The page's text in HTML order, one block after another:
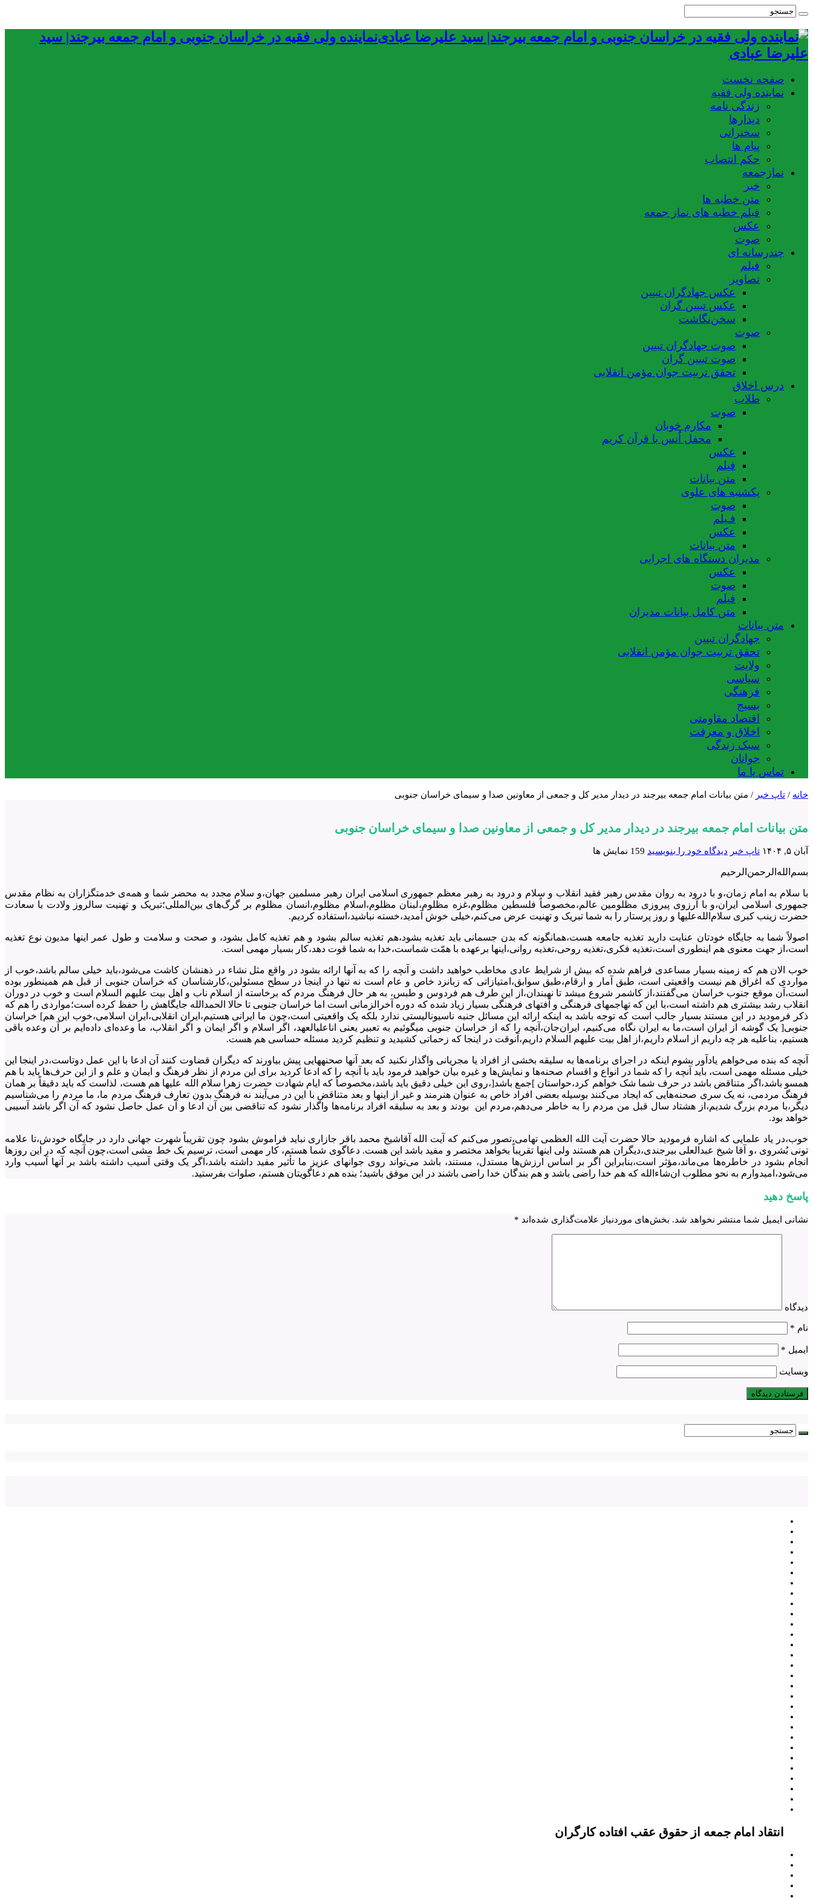
نماینده ولی فقیه در خراسان جنوبی و امام جمعه بیرجند| سید
علیرضا عبادی
صفحه نخست
نماینده ولی فقیه
زندگی نامه
دیدارها
سخنرانی
پیام ها
حکم انتصاب
نمازجمعه
خبر
متن خطبه ها
فیلم خطبه های نماز جمعه
عکس
صوت
چندرسانه ای
فیلم
تصاویر
عکس جهادگران تبیین
عکس تبیین گران
سخن‌نگاشت
صوت
صوت جهادگران تبیین
صوت تبیین گران
تحقق تربیت جوان مؤمن انقلابی
درس اخلاق
طلاب
صوت
مکارم خوبان
محفل اُنس با قرآن کریم
عکس
فیلم
متن بیانات
یکشنبه های علوی
صوت
فـیلم
عکس
متن بیانات
مدیران دستگاه های اجرایی
عکس
صوت
فیلم
متن کامل بیانات مدیران
متن بیانات
جهادگران تبیین
تحقق تربیت جوان مؤمن انقلابی
ولایت
سیاسی
فرهنگی
بسیج
اقتصاد مقاومتی
اخلاق و معرفت
سبک زندگی
جوانان
تماس با ما
خانه / تاپ خبر / متن بیانات امام جمعه بیرجند در دیدار مدیر کل و جمعی از معاونین صدا و سیمای خراسان جنوبی
متن بیانات امام جمعه بیرجند در دیدار مدیر کل و جمعی از معاونین صدا و سیمای خراسان جنوبی
آبان ۵, ۱۴۰۴ تاپ خبر دیدگاه خود را بنویسید 159 نمایش ها
بسم‌الله‌الرحمن‌الرحیم
با سلام به امام زمان،و با درود به روان مقدس رهبر فقید انقلاب و سلام و درود به رهبر معظم جمهوری اسلامی ایران رهبر مسلمین جهان،و سلام مجدد به محضر شما و همه‌ی خدمتگزاران به نظام مقدس
جمهوری اسلامی ایران،و با آرزوی پیروزی مظلومین عالم،مخصوصاً فلسطین مظلوم،غزه مظلوم،لبنان مظلوم،اسلام مظلوم،انسان مظلوم بر گرگ‌های بین‌المللی؛تبریک و تهنیت سالروز ولادت با سعادت
حضرت زینب کبری سلام‌الله‌علیها و روز پرستار را به شما تبریک و تهنیت عرض می‌کنم،خیلی خوش آمدید،خسته نباشید،استفاده کردیم.
اصولاً شما به جایگاه خودتان عنایت دارید تغذیه جامعه هست،همانگونه که بدن جسمانی باید تغذیه بشود،هم تغذیه سالم بشود و هم تغذیه کامل بشود، و صحت و سلامت و طول عمر اینها مدیون نوع تغذیه
است،از جهت معنوی هم اینطوری است،تغذیه فکری،تغذیه روحی،تغذیه روانی،اینها برعهده با همّت شماست،خدا به شما قوت دهد،کار بسیار مهمی است.
خوب الان هم که زمینه بسیار مساعدی فراهم شده که بیش از شرایط عادی مخاطب خواهید داشت و آنچه را که به آنها ارائه بشود در واقع مثل نشاء در ذهنشان کاشت می‌شود،باید خیلی سالم باشد،خوب از
مواردی که اغراق هم نیست واقعیتی است، طبق آمار و ارقام،طبق سوابق،امتیازاتی که زبانزد خاص و عام است نه تنها در اینجا در سطح مسئولین،کارشناسان که خراسان جنوبی از قبل هم همینطور بوده
است،آن موقع جنوب خراسان می‌گفتند،از کاشمر شروع می‎شد تا نهبندان،از این طرف هم فردوس و طبس، به هر حال فرهنگ مردم که برخاسته از اسلام ناب و اهل بیت علیهم السلام است و خوب در دوران
انقلاب رشد بیشتری هم داشته است،با این که تهاجم‎های فرهنگی و آفت‎های فرهنگی بسیار زیاد شده که دوره آخرالزمانی است اما خراسان جنوبی تا حالا الحمدالله جایگاهش را حفظ کرده است؛مواردی را هم که
ذکر فرمودید در این مستند بسیار جالب است که توجه باشد به اینکه ارائه این مسائل جنبه ناسیونالیستی ندارد بلکه یک واقعیتی است،چون ما ایرانی هستیم،ایران انقلابی،ایران اسلامی،خوب این هم] خراسان
جنوبی[ یک گوشه از ایران است،ما به ایران نگاه می‌کنیم، ایران‌جان،آنچه را که از خراسان جنوبی می‎گوئیم به تعبیر یعنی انا‌علی‎العهد، اگر اسلام و اگر ایمان و اگر انقلاب، ما وعده‌ای داده‌ایم بر آن وعده باقی
هستیم، بناعلیه هر چه داریم از اسلام داریم،از اهل بیت علیهم السلام داریم،آنوقت در اینجا که زحماتی کشیدید و تنظیم کردید مسئله حساسی هم هست.
آنچه که بنده می‌خواهم یادآور بشوم اینکه در اجرای برنامه‌ها به سلیقه بخشی از افراد یا مجریانی واگذار نکنید که بعد آنها صحنه‎هایی پیش بیاورند که دیگران قضاوت کنند آن ادعا با این عمل دوتاست،در اینجا این
خیلی مسئله مهمی است، باید آنچه را که شما در انواع و اقسام صحنه‌ها و نمایش‌ها و غیره بیان خواهید فرمود باید با آنچه را که ادعا کردید برای این مردم از نظر فرهنگ و ایمان و علم و از این حرف‌ها باید با هم
همسو باشد،اگر متناقض باشد در حرف شما شک خواهم کرد،حواستان ]جمع باشد[،روی این خیلی دقیق باید باشد،مخصوصاً که ایام شهادت حضرت زهرا سلام الله علیها هم هست، لذاست که باید دقیقاً بر همان
فرهنگ مردمی، نه یک سری صحنه‌هایی که ایجاد می‌کنند بوسیله بعضی افراد خاص به عنوان هنرمند و غیر از اینها و بعد متناقض با این در می‌آیند نه فرهنگ بدون تعارف فرهنگ مردم ما، ما مردم را می‌شناسیم
دیگر،با مردم بزرگ شدیم،از هشتاد سال قبل من مردم را به خاطر می‌دهم،مردم این بودند و بعد به سلیقه افراد برنامه‌ها واگذار نشود که تناقضی بین آن ادعا و آن عمل حاصل نشود که آن اگر باشد آسیبی
خواهد بود.
خوب،در یاد علمایی که اشاره فرمودید حالا حضرت آیت الله العظمی تهامی،تصور می‌کنم که آیت الله آقاشیخ محمد باقر جازاری نباید فراموش بشود چون تقریباً شهرت جهانی دارد در جایگاه خودش،تا علامه
تونی بُشروی ،و آقا شیخ عبدالعلی بیرجندی،دیگران هم هستند ولی اینها تقریباً بخواهد مختصر و مفید باشد این هست. دعاگوی شما هستم، کار مهمی است، ترسیم یک خط مشی است،چون آنچه که در این روزها
انجام بشود در خاطره‌ها می‌ماند،مؤثر است،بنابراین اگر بر اساس ارزش‌ها مستدل، مستند، باشد می‌تواند روی جوانهای عزیز ما تأثیر مفید داشته باشد،اگر یک وقتی آسیب داشته باشد بر آنها آسیب وارد
می‌شود،امیدوارم به نحو مطلوب ان‌شاءالله که هم خدا راضی باشد و هم بندگان خدا راضی باشند در این موفق باشید؛ بنده هم دعاگویتان هستم، صلوات بفرستید.
پاسخ دهید
نشانی ایمیل شما منتشر نخواهد شد. بخش‌های موردنیاز علامت‌گذاری شده‌اند *
دیدگاه
نام *
ایمیل *
وبسایت
انتقاد امام جمعه از حقوق عقب افتاده کارگران